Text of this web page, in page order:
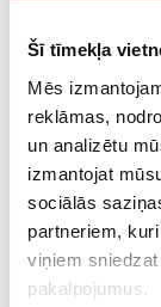
Šī tīmekļa
Mēs
reklāmas,
un analizētu
izmantojat
sociālās
partneriem,
viņiem
pakalpojumus.
1800A
€
Incl. VAT